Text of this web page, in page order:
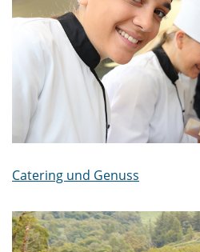
Catering und Genuss